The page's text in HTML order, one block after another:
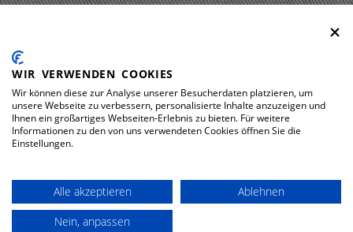
LEGAL
DOWNLOADS
© 2026 Spilag AG
WIR VERWENDEN COOKIES
Wir können diese zur Analyse unserer Besucherdaten platzieren, um
unsere Webseite zu verbessern, personalisierte Inhalte anzuzeigen und
Ihnen ein großartiges Webseiten-Erlebnis zu bieten. Für weitere
Informationen zu den von uns verwendeten Cookies öffnen Sie die
Einstellungen.
Alle akzeptieren
Ablehnen
Nein, anpassen